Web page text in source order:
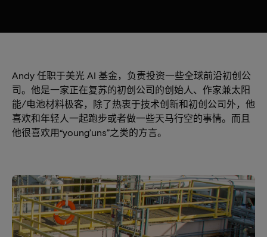
Andy 任职于美光 AI 基金，负责投资一些全球前沿初创公
司。他是一家正在复苏的初创公司的创始人、作家兼太阳
能/电池材料极客，除了热衷于技术创新和初创公司外，他
喜欢和年轻人一起跑步或者做一些天马行空的事情。而且
他很喜欢用“young’uns”之类的方言。